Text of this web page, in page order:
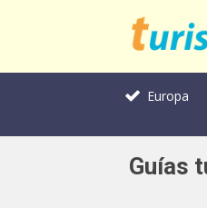
Europa
Guías